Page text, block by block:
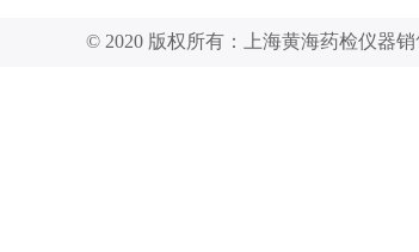
© 2020 版权所有：上海黄海药检仪器